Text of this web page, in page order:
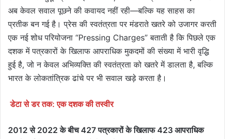
अब केवल सवाल पूछने की कवायद नहीं रही—बल्कि यह साहस का
प्रतीक बन गई है। प्रेस की स्वतंत्रता पर मंडराते खतरे को उजागर करती
एक नई शोध परियोजना “Pressing Charges” बताती है कि पिछले एक
दशक में पत्रकारों के खिलाफ आपराधिक मुकदमों की संख्या में भारी वृद्धि
हुई है, जो न केवल अभिव्यक्ति की स्वतंत्रता को खतरे में डालता है, बल्कि
भारत के लोकतांत्रिक ढांचे पर भी सवाल खड़े करता है।
डेटा से डर तक: एक दशक की तस्वीर
2012 से 2022 के बीच 427 पत्रकारों के खिलाफ 423 आपराधिक